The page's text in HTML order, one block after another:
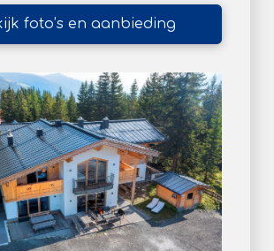
foto’s en aanbieding